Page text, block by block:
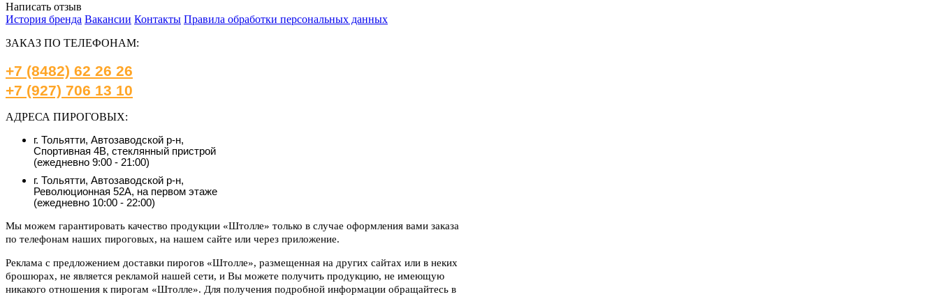
Написать отзыв
История бренда Вакансии Контакты Правила обработки персональных данных
ЗАКАЗ ПО ТЕЛЕФОНАМ:
+7 (8482) 62 26 26
+7 (927) 706 13 10
АДРЕСА ПИРОГОВЫХ:
г. Тольятти, Автозаводской р-н,
Спортивная 4В, стеклянный пристрой
(ежедневно 9:00 - 21:00)
г. Тольятти, Автозаводской р-н,
Революционная 52А, на первом этаже
(ежедневно 10:00 - 22:00)
Мы можем гарантировать качество продукции «Штолле» только в случае оформления вами заказа
по телефонам наших пироговых, на нашем сайте или через приложение.
Реклама с предложением доставки пирогов «Штолле», размещенная на других сайтах или в неких
брошюрах, не является рекламой нашей сети, и Вы можете получить продукцию, не имеющую
никакого отношения к пирогам «Штолле». Для получения подробной информации обращайтесь в